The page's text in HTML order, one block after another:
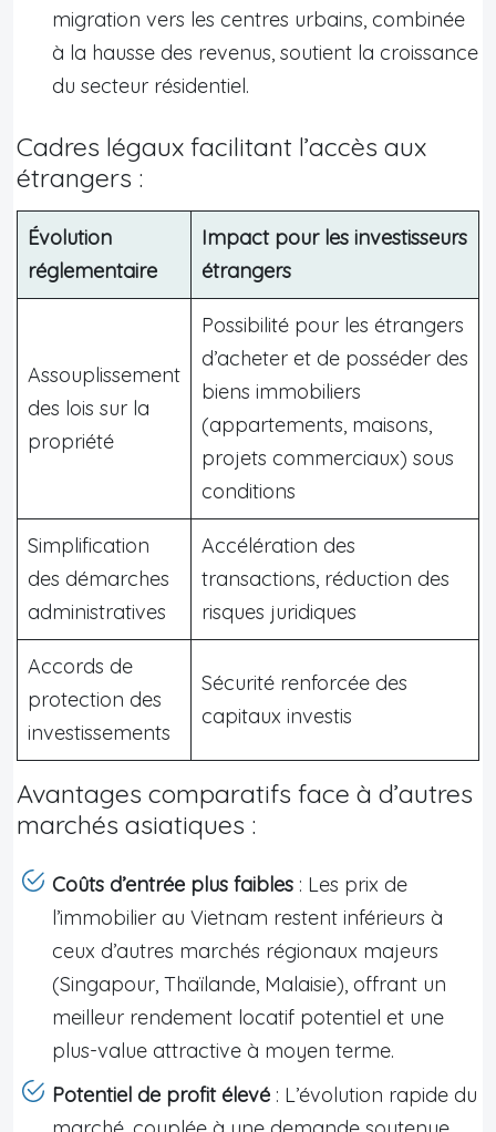
migration vers les centres urbains, combinée
à la hausse des revenus, soutient la croissance
du secteur résidentiel.
Cadres légaux facilitant l’accès aux
étrangers :
Évolution
réglementaire
Impact pour les investisseurs
étrangers
Assouplissement
des lois sur la
propriété
Possibilité pour les étrangers
d’acheter et de posséder des
biens immobiliers
(appartements, maisons,
projets commerciaux) sous
conditions
Simplification
des démarches
administratives
Accélération des
transactions, réduction des
risques juridiques
Accords de
protection des
investissements
Sécurité renforcée des
capitaux investis
Avantages comparatifs face à d’autres
marchés asiatiques :
Coûts d’entrée plus faibles : Les prix de
l’immobilier au Vietnam restent inférieurs à
ceux d’autres marchés régionaux majeurs
(Singapour, Thaïlande, Malaisie), offrant un
meilleur rendement locatif potentiel et une
plus-value attractive à moyen terme.
Potentiel de profit élevé : L’évolution rapide du